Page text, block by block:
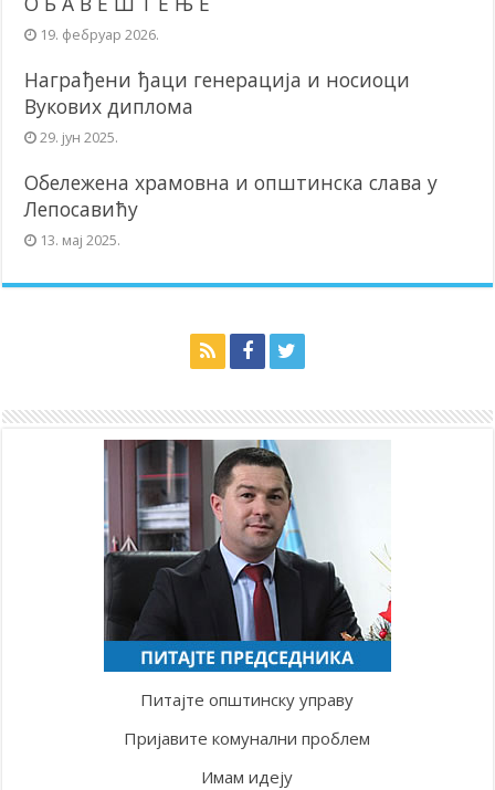
19. фебруар 2026.
Награђени ђаци генерација и носиоци
Вукових диплома
29. јун 2025.
Обележена храмовна и општинска слава у
Лепосавићу
13. мај 2025.
Питајте општинску управу
Пријавите комунални проблем
Имам идеју